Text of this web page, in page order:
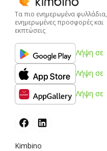
Τα πιο ενημερωμένα φυλλάδια,
ενημερωμένες προσφορές και
εκπτώσεις
Λήψη σε
Λήψη σε
Λήψη σε
Kimbino